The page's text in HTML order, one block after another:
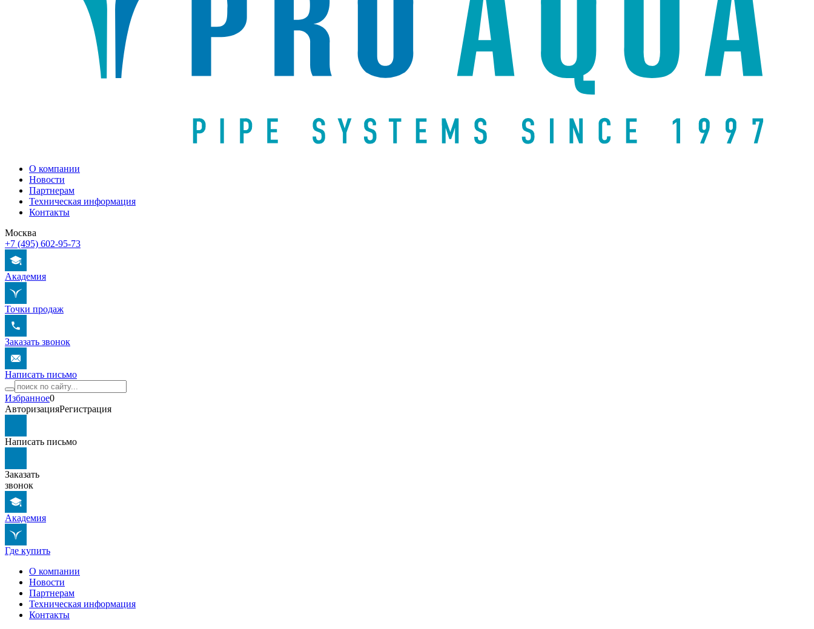
О компании
Новости
Партнерам
Техническая информация
Контакты
Москва
+7 (495) 602-95-73
Академия
Точки продаж
Заказать звонок
Написать письмо
Избранное0
АвторизацияРегистрация
Написать письмо
Заказать
звонок
Академия
Где купить
О компании
Новости
Партнерам
Техническая информация
Контакты